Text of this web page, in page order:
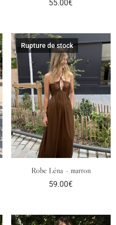
55.00€
Rupture de stock
Robe Léna – marron
59.00€